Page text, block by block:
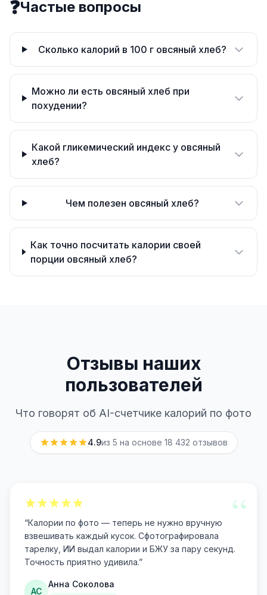
❓Частые вопросы
Сколько калорий в 100 г овсяный хлеб?
Можно ли есть овсяный хлеб при
похудении?
Какой гликемический индекс у овсяный
хлеб?
Чем полезен овсяный хлеб?
Как точно посчитать калории своей
порции овсяный хлеб?
Отзывы наших
пользователей
Что говорят об AI-счетчике калорий по фото
4.9из 5 на основе 18 432 отзывов
“
“Калории по фото — теперь не нужно вручную
взвешивать каждый кусок. Сфотографировала
тарелку, ИИ выдал калории и БЖУ за пару секунд.
Точность приятно удивила.”
АС
Анна Соколова